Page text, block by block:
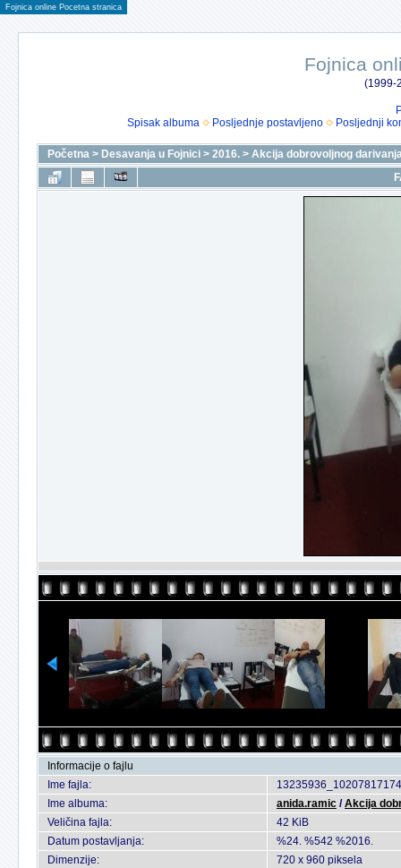
Fojnica online Pocetna stranica
Fojnica
(1999-
Spisak albuma
Posljednje postavljeno Posljednji
Početna > Desavanja u Fojnici > 2016. > Akcija dobrovoljnog
Informacije o fajlu
Ime fajla:
Ime albuma:
anida.ramic /Akcija
Veličina fajla:
42 KiB
Datum postavljanja:
%24. %542 %2016.
Dimenzije:
720 x 960 piksela